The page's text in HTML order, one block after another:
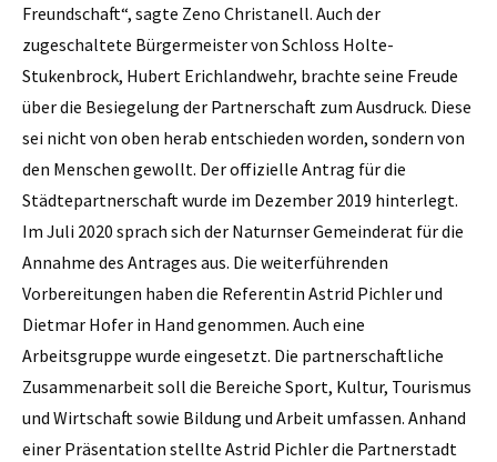
Freundschaft“, sagte Zeno Christanell. Auch der
zugeschaltete Bürgermeister von Schloss Holte-
Stukenbrock, Hubert Erichlandwehr, brachte seine Freude
über die Besiegelung der Partnerschaft zum Ausdruck. Diese
sei nicht von oben herab entschieden worden, sondern von
den Menschen gewollt. Der offizielle Antrag für die
Städtepartnerschaft wurde im Dezember 2019 hinterlegt.
Im Juli 2020 sprach sich der Naturnser Gemeinderat für die
Annahme des Antrages aus. Die weiterführenden
Vorbereitungen haben die Referentin Astrid Pichler und
Dietmar Hofer in Hand genommen. Auch eine
Arbeitsgruppe wurde eingesetzt. Die partnerschaftliche
Zusammenarbeit soll die Bereiche Sport, Kultur, Tourismus
und Wirtschaft sowie Bildung und Arbeit umfassen. Anhand
einer Präsentation stellte Astrid Pichler die Partnerstadt